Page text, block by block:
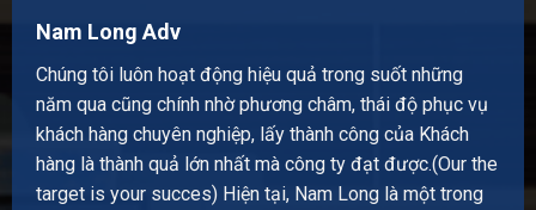
Nam Long Adv
Chúng tôi luôn hoạt động hiệu quả trong suốt những
năm qua cũng chính nhờ phương châm, thái độ phục vụ
khách hàng chuyên nghiệp, lấy thành công của Khách
hàng là thành quả lớn nhất mà công ty đạt được.(Our the
target is your succes) Hiện tại, Nam Long là một trong